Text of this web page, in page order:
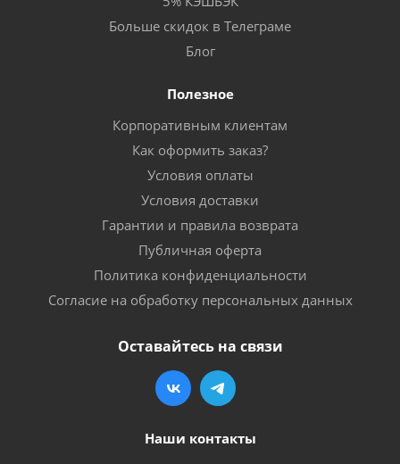
Больше скидок в Телеграме
Блог
Полезное
Корпоративным клиентам
Как оформить заказ?
Условия оплаты
Условия доставки
Гарантии и правила возврата
Публичная оферта
Политика конфиденциальности
Согласие на обработку персональных данных
Оставайтесь на связи
Наши контакты